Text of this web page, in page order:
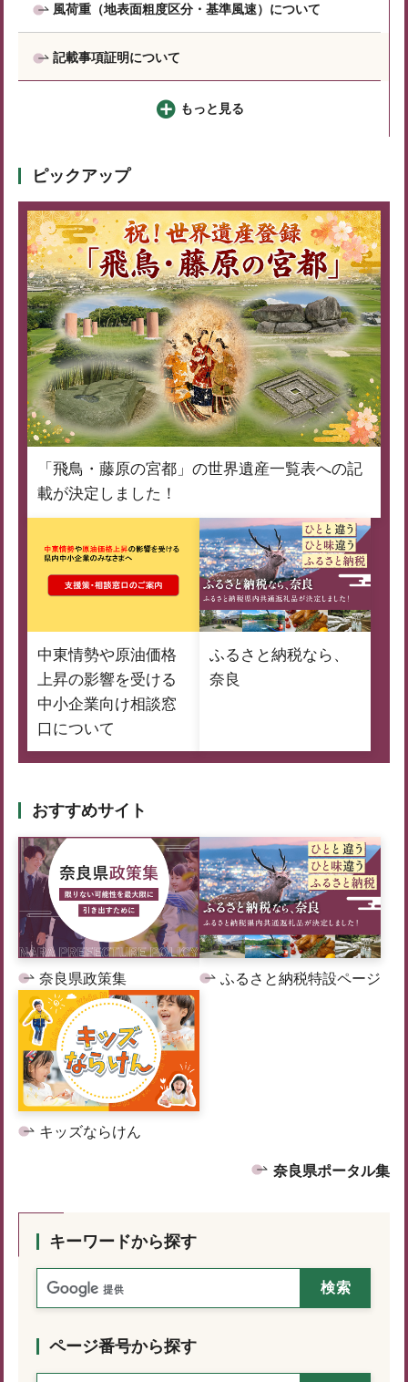
風荷重（地表面粗度区分・基準風速）について
記載事項証明について
もっと見る
ピックアップ
「飛鳥・藤原の宮都」の世界遺産一覧表への記
載が決定しました！
中東情勢や原油価格
上昇の影響を受ける
中小企業向け相談窓
口について
ふるさと納税なら、
奈良
おすすめサイト
奈良県政策集 ふるさと納税特設ページ
キッズならけん
奈良県ポータル集
キーワードから探す
ページ番号から探す